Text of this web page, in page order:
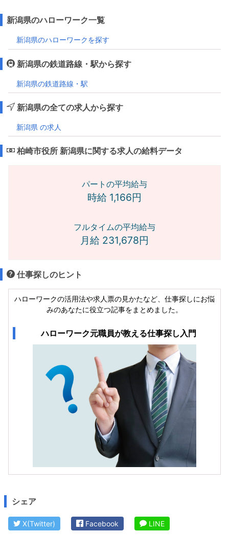
新潟県のハローワーク一覧
新潟県のハローワークを探す
新潟県の鉄道路線・駅から探す
新潟県の鉄道路線・駅
新潟県の全ての求人から探す
新潟県 の求人
柏崎市役所 新潟県に関する求人の給料データ
パートの平均給与
時給 1,166円
フルタイムの平均給与
月給 231,678円
仕事探しのヒント
ハローワークの活用法や求人票の見かたなど、仕事探しにお悩
みのあなたに役立つ記事をまとめました。
ハローワーク元職員が教える仕事探し入門
シェア
X(Twitter) Facebook LINE